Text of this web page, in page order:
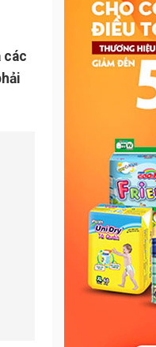
các